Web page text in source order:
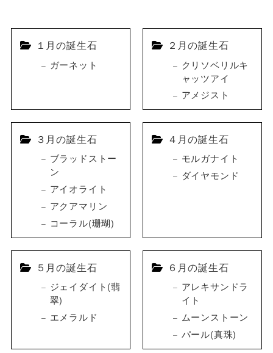
１月の誕生石
ガーネット
２月の誕生石
クリソベリルキ
ャッツアイ
アメジスト
３月の誕生石
ブラッドストー
ン
アイオライト
アクアマリン
コーラル(珊瑚)
４月の誕生石
モルガナイト
ダイヤモンド
５月の誕生石
ジェイダイト(翡
翠)
エメラルド
６月の誕生石
アレキサンドラ
イト
ムーンストーン
パール(真珠)